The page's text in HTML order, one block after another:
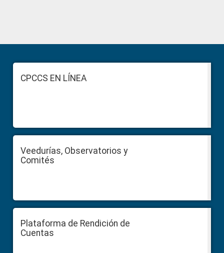
Sidebar
FooterCPCCS EN LÍNEA
Veedurías, Observatorios y
Comités
Plataforma de Rendición de
Cuentas